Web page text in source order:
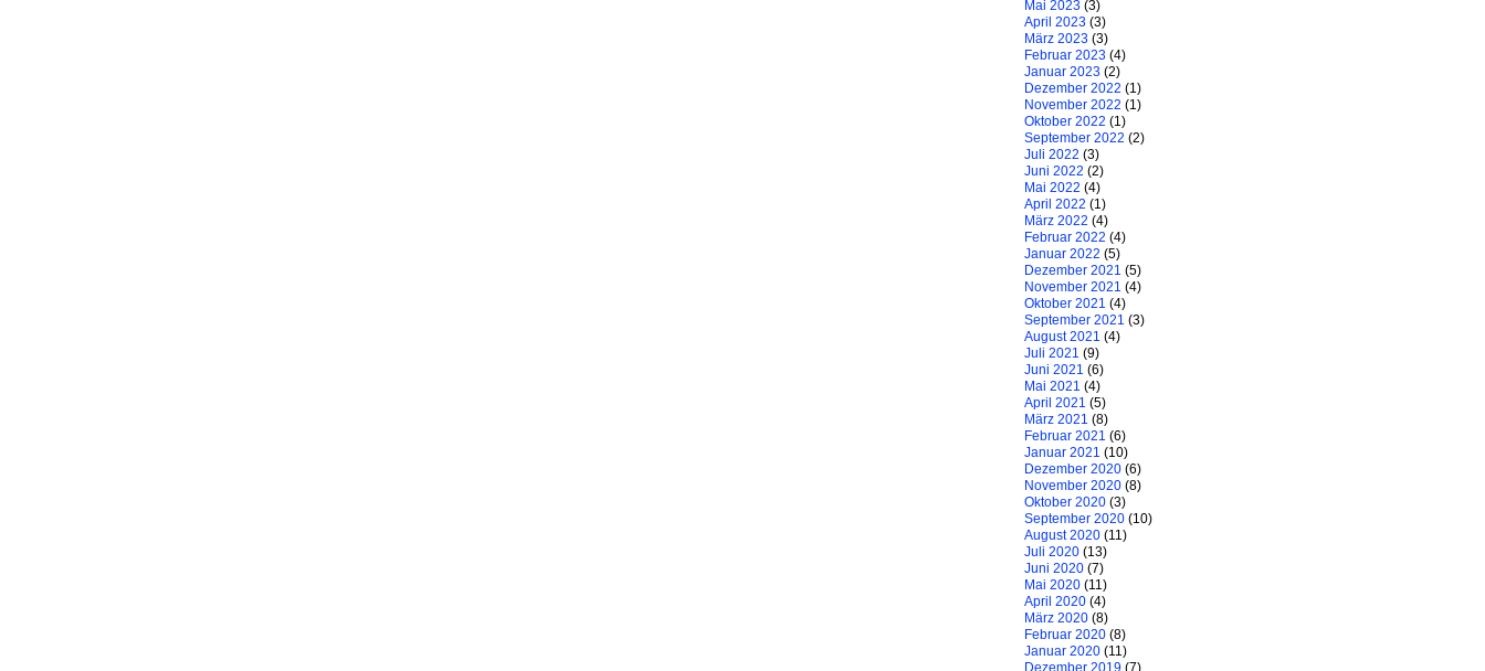
Mai 2023 (3)
April 2023 (3)
März 2023 (3)
Februar 2023 (4)
Januar 2023 (2)
Dezember 2022 (1)
November 2022 (1)
Oktober 2022 (1)
September 2022 (2)
Juli 2022 (3)
Juni 2022 (2)
Mai 2022 (4)
April 2022 (1)
März 2022 (4)
Februar 2022 (4)
Januar 2022 (5)
Dezember 2021 (5)
November 2021 (4)
Oktober 2021 (4)
September 2021 (3)
August 2021 (4)
Juli 2021 (9)
Juni 2021 (6)
Mai 2021 (4)
April 2021 (5)
März 2021 (8)
Februar 2021 (6)
Januar 2021 (10)
Dezember 2020 (6)
November 2020 (8)
Oktober 2020 (3)
September 2020 (10)
August 2020 (11)
Juli 2020 (13)
Juni 2020 (7)
Mai 2020 (11)
April 2020 (4)
März 2020 (8)
Februar 2020 (8)
Januar 2020 (11)
Dezember 2019 (7)